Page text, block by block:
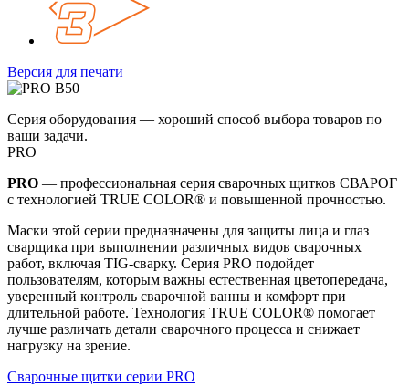
Версия для печати
Серия оборудования — хороший способ выбора товаров по
ваши задачи.
PRO
PRO — профессиональная серия сварочных щитков СВАРОГ
с технологией TRUE COLOR® и повышенной прочностью.
Маски этой серии предназначены для защиты лица и глаз
сварщика при выполнении различных видов сварочных
работ, включая TIG-сварку. Серия PRO подойдет
пользователям, которым важны естественная цветопередача,
уверенный контроль сварочной ванны и комфорт при
длительной работе. Технология TRUE COLOR® помогает
лучше различать детали сварочного процесса и снижает
нагрузку на зрение.
Сварочные щитки серии PRO